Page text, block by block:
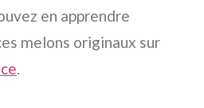
en apprendre
melons originaux sur
.